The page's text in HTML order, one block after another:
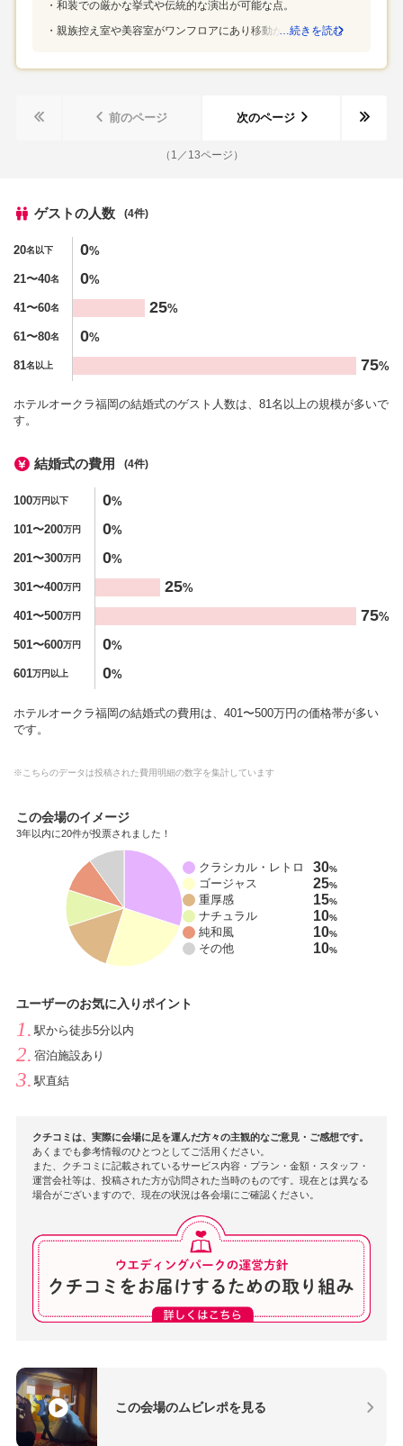
フは、ゲストからも評判でした。着物をさりげなく声掛けてな
おしてくれた、何度もすぐに飲み物を伺いにきてくれた、との
合わせのスタッフも素晴らしいです。ベテランの方に対応して
でした。試着には友達、母、夫、といろいろな連れのパターン
で、ぬかりなくてすごいなと、思いました。美味しすぎる上品
大人な式にするというコンセプトでこの会場を選びました。
和装での厳かな挙式や伝統的な演出が可能な点。
親族控え室や美容室がワンフロアにあり移動が楽な点。
…続きを読む
前のページ 次のページ
（ 1 ／ 13ページ）
ゲストの人数 (4件)
人数
20名以下 0%
21〜40名 0%
41〜60名 25%
61〜80名 0%
81名以上 75%
ホテルオークラ福岡の結婚式のゲスト人数は、81名以上の規模が多いで
す。
結婚式の費用 (4件)
金額
100万円以下 0%
101〜200万円 0%
201〜300万円 0%
301〜400万円 25%
401〜500万円 75%
501〜600万円 0%
601万円以上 0%
ホテルオークラ福岡の結婚式の費用は、401〜500万円の価格帯が多い
です。
※こちらのデータは投稿された費用明細の数字を集計しています
この会場のイメージ
3年以内に20件が投票されました！
クラシカル・レトロ 30%
ゴージャス 25%
重厚感 15%
ナチュラル 10%
純和風 10%
その他 10%
ユーザーのお気に入りポイント
駅から徒歩5分以内
宿泊施設あり
駅直結
クチコミは、実際に会場に足を運んだ方々の主観的なご意見・ご感想です。
あくまでも参考情報のひとつとしてご活用ください。
また、クチコミに記載されているサービス内容・プラン・金額・スタッフ・
運営会社等は、投稿された方が訪問された当時のものです。現在とは異なる
場合がございますので、現在の状況は各会場にご確認ください。
この会場のムビレポを見る